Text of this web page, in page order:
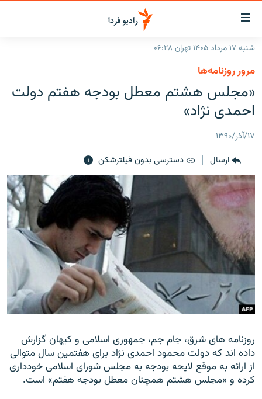
لینک‌های
قابلیت
دسترسی
بازگشت
منوی
اصلی
رفتن
صفحه
جستجو
جهان
برنامه‌های رادیویی
فرکانس‌ها
پادکست
چندرسانه‌ای
گزارش‌های تصویری
گزارش‌های ویدئویی
زنان فردا
English
به ما بپیوندید
شنبه ۱۷ مرداد ۱۴۰۵ تهران ۰۶:۲۸
مرور روزنامه‌ها
«مجلس هشتم معطل بودجه هفتم دولت
احمدی نژاد»
۱۷/آذر/۱۳۹۰
ارسال
دسترسی بدون فیلترشکن
روزنامه های شرق، جام جم، جمهوری اسلامی و کيهان گزارش
داده اند که دولت محمود احمدی نژاد برای هفتمين سال متوالی
از ارائه به موقع لايحه بودجه به مجلس شورای اسلامی خودداری
کرده و «مجلس هشتم همچنان معطل بودجه هفتم» است.